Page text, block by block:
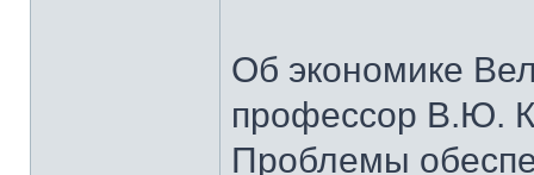
Об экономике
профессор В.Ю.
Проблемы